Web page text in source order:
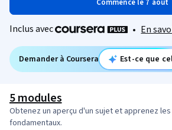
Commence le 7 août
Inclus avec • En
Demander à Coursera Est-ce que
5 modules
Obtenez un aperçu d'un sujet et apprenez
fondamentaux.